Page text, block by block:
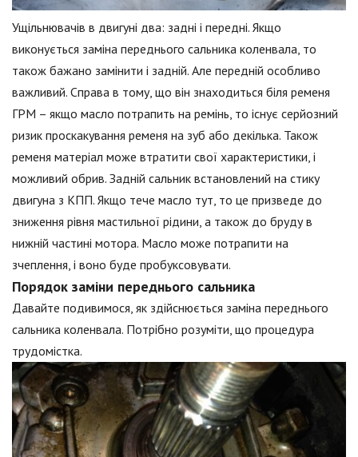
Ущільнювачів в двигуні два: задні і передні. Якщо
виконується заміна переднього сальника коленвала, то
також бажано замінити і задній. Але передній особливо
важливий. Справа в тому, що він знаходиться біля ременя
ГРМ – якщо масло потрапить на ремінь, то існує серйозний
ризик проскакування ременя на зуб або декілька. Також
ременя матеріал може втратити свої характеристики, і
можливий обрив. Задній сальник встановлений на стику
двигуна з КПП. Якщо тече масло тут, то це призведе до
зниження рівня мастильної рідини, а також до бруду в
нижній частині мотора. Масло може потрапити на
зчеплення, і воно буде пробуксовувати.
Порядок заміни переднього сальника
Давайте подивимося, як здійснюється заміна переднього
сальника коленвала. Потрібно розуміти, що процедура
трудомістка.